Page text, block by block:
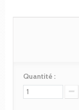
Quantité :